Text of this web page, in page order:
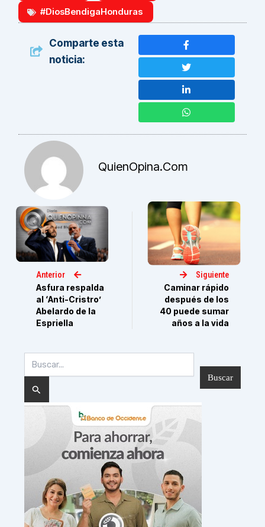
#DiosBendigaHonduras
Comparte esta
noticia:
QuienOpina.com
Anterior
Asfura respalda
al ‘Anti-Cristro’
Abelardo de la
Espriella
Siguiente
Caminar rápido
después de los
40 puede sumar
años a la vida
por: